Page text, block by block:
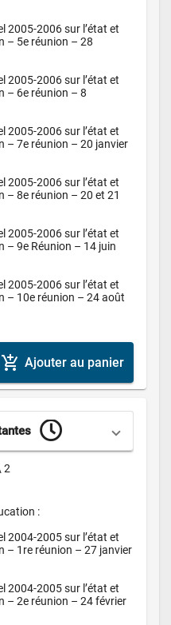
2005-2006 sur l’état et
– 5e réunion – 28
2005-2006 sur l’état et
– 6e réunion – 8
2005-2006 sur l’état et
– 7e réunion – 20 janvier
2005-2006 sur l’état et
– 8e réunion – 20 et 21
2005-2006 sur l’état et
– 9e Réunion – 14 juin
2005-2006 sur l’état et
– 10e réunion – 24 août
add_shopping_cart Ajouter au panier
2
:
2004-2005 sur l’état et
– 1re réunion – 27 janvier
2004-2005 sur l’état et
– 2e réunion – 24 février